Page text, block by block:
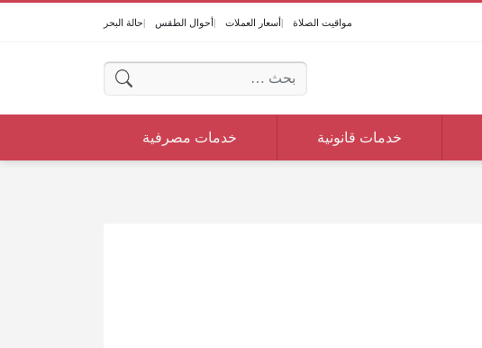
مواقيت الصلاة أسعار العملات أحوال الطقس حالة البحر
البحث عن:
خدمات قانونية خدمات مصرفية